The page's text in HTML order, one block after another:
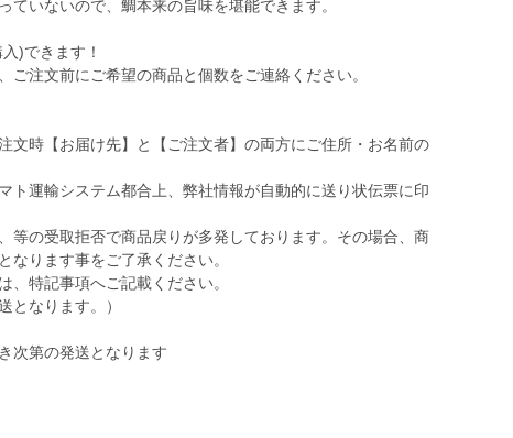
ていないので、鯛本来の旨味を堪能できます。
)できます！
注文前にご希望の商品と個数をご連絡ください。
文時【お届け先】と【ご注文者】の両方にご住所・お名前の
ト運輸システム都合上、弊社情報が自動的に送り状伝票に印
等の受取拒否で商品戻りが多発しております。その場合、商
なります事をご了承ください。
、特記事項へご記載ください。
となります。）
次第の発送となります